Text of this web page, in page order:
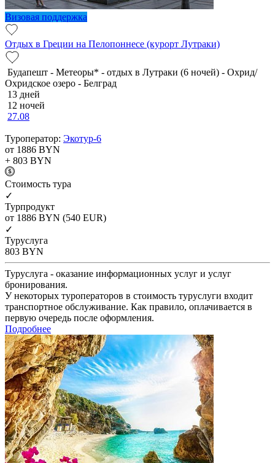
Визовая поддержка
Отдых в Греции на Пелопоннесе (курорт Лутраки)
Будапешт - Метеоры* - отдых в Лутраки (6 ночей) - Охрид/
Охридское озеро - Белград
13 дней
12 ночей
27.08
Туроператор: Экотур-6
от 1886 BYN
+ 803 BYN
Cтоимость тура
✓
Турпродукт
от 1886 BYN (540 EUR)
✓
Туруслуга
803 BYN
Туруслуга - оказание информационных услуг и услуг
бронирования.
У некоторых туроператоров в стоимость туруслуги входит
транспортное обслуживание. Как правило, оплачивается в
первую очередь после оформления.
Подробнее